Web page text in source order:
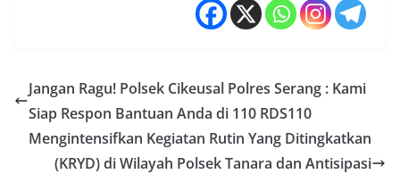
Jangan Ragu! Polsek Cikeusal Polres Serang : Kami
Siap Respon Bantuan Anda di 110 RDS110
Mengintensifkan Kegiatan Rutin Yang Ditingkatkan
(KRYD) di Wilayah Polsek Tanara dan Antisipasi